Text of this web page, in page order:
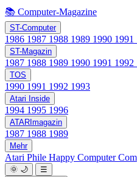
📚 Computer-Magazine
ST-Computer
1986 1987 1988 1989 1990 1991
ST-Magazin
1987 1988 1989 1990 1991 1992
TOS
1990 1991 1992 1993
Atari Inside
1994 1995 1996
ATARImagazin
1987 1988 1989
Mehr
Atari Phile Happy Computer
🌞 🌙
☰